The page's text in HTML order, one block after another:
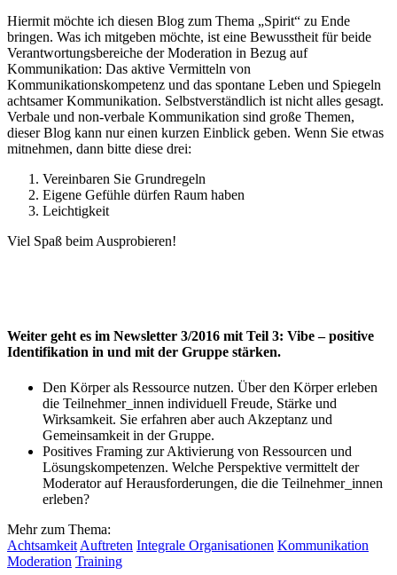
Hiermit möchte ich diesen Blog zum Thema „Spirit“ zu Ende
bringen. Was ich mitgeben möchte, ist eine Bewusstheit für beide
Verantwortungsbereiche der Moderation in Bezug auf
Kommunikation: Das aktive Vermitteln von
Kommunikationskompetenz und das spontane Leben und Spiegeln
achtsamer Kommunikation. Selbstverständlich ist nicht alles gesagt.
Verbale und non-verbale Kommunikation sind große Themen,
dieser Blog kann nur einen kurzen Einblick geben. Wenn Sie etwas
mitnehmen, dann bitte diese drei:
Vereinbaren Sie Grundregeln
Eigene Gefühle dürfen Raum haben
Leichtigkeit
Viel Spaß beim Ausprobieren!
Weiter geht es im Newsletter 3/2016 mit Teil 3: Vibe – positive
Identifikation in und mit der Gruppe stärken.
Den Körper als Ressource nutzen. Über den Körper erleben
die Teilnehmer_innen individuell Freude, Stärke und
Wirksamkeit. Sie erfahren aber auch Akzeptanz und
Gemeinsamkeit in der Gruppe.
Positives Framing zur Aktivierung von Ressourcen und
Lösungskompetenzen. Welche Perspektive vermittelt der
Moderator auf Herausforderungen, die die Teilnehmer_innen
erleben?
Mehr zum Thema:
Achtsamkeit Auftreten Integrale Organisationen Kommunikation
Moderation Training